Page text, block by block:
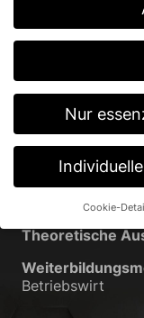
Empfang,
Erforderlicher
Mittlere Reife
Das solltest Du
PowerPoint),
Beginn 2027!
Theoretische
Betriebswirt
Nur
Cookie-
freiwilligen Diensten